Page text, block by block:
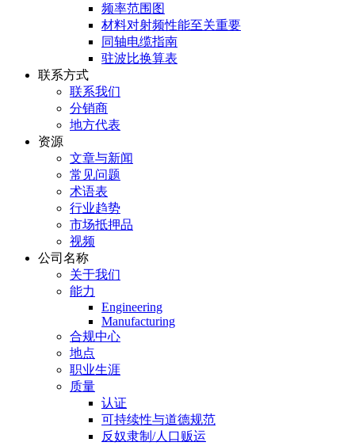
频率范围图
材料对射频性能至关重要
同轴电缆指南
驻波比换算表
联系方式
联系我们
分销商
地方代表
资源
文章与新闻
常见问题
术语表
行业趋势
市场抵押品
视频
公司名称
关于我们
能力
Engineering
Manufacturing
合规中心
地点
职业生涯
质量
认证
可持续性与道德规范
反奴隶制/人口贩运